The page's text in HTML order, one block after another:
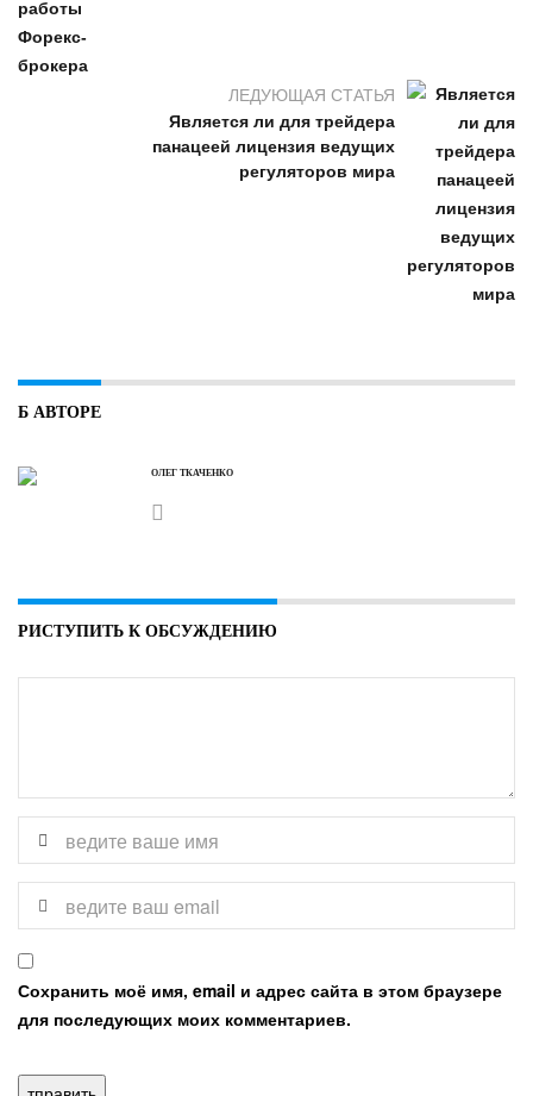
ЛЕДУЮЩАЯ СТАТЬЯ
Является ли для трейдера
панацеей лицензия ведущих
регуляторов мира
Б АВТОРЕ
ОЛЕГ ТКАЧЕНКО
РИСТУПИТЬ К ОБСУЖДЕНИЮ
Сохранить моё имя, email и адрес сайта в этом браузере
для последующих моих комментариев.